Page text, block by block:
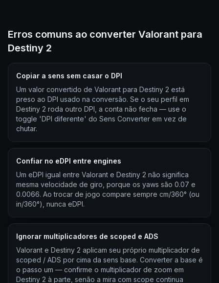
Erros comuns ao converter Valorant para
Destiny 2
Copiar a sens sem casar o DPI
Um valor convertido de Valorant para Destiny 2 está
preso ao DPI usado na conversão. Se o seu perfil em
Destiny 2 roda outro DPI, a conta não fecha — use o
toggle 'DPI diferente' do Sens Converter em vez de
chutar.
Confiar no eDPI entre engines
Um eDPI igual entre Valorant e Destiny 2 não significa
mesma velocidade de giro, porque os yaws são 0.07 e
0.0066. Ao trocar de jogo compare sempre cm/360° (ou
in/360°), nunca eDPI.
Ignorar multiplicadores de scoped e ADS
Valorant e Destiny 2 aplicam seu próprio multiplicador de
scoped / ADS por cima da sens base. Converter a base é
o passo um — confirme o multiplicador de zoom em
Destiny 2 à parte, senão a mira com scope continua